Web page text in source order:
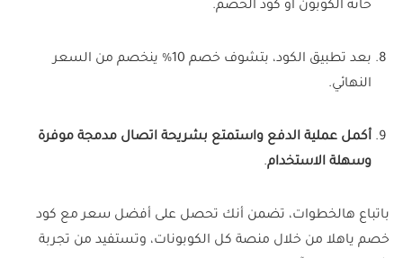
خانة الكوبون أو كود الخصم.
بعد تطبيق الكود، بتشوف خصم 10% ينخصم من السعر
النهائي.
أكمل عملية الدفع واستمتع بشريحة اتصال مدمجة موفرة
وسهلة الاستخدام.
باتباع هالخطوات، تضمن أنك تحصل على أفضل سعر مع كود
خصم ياهلا من خلال منصة كل الكوبونات، وتستفيد من تجربة